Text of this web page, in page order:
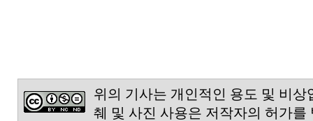
위의 기사는 개인적인 용도 및 비
췌 및 사진 사용은 저작자의 허가를